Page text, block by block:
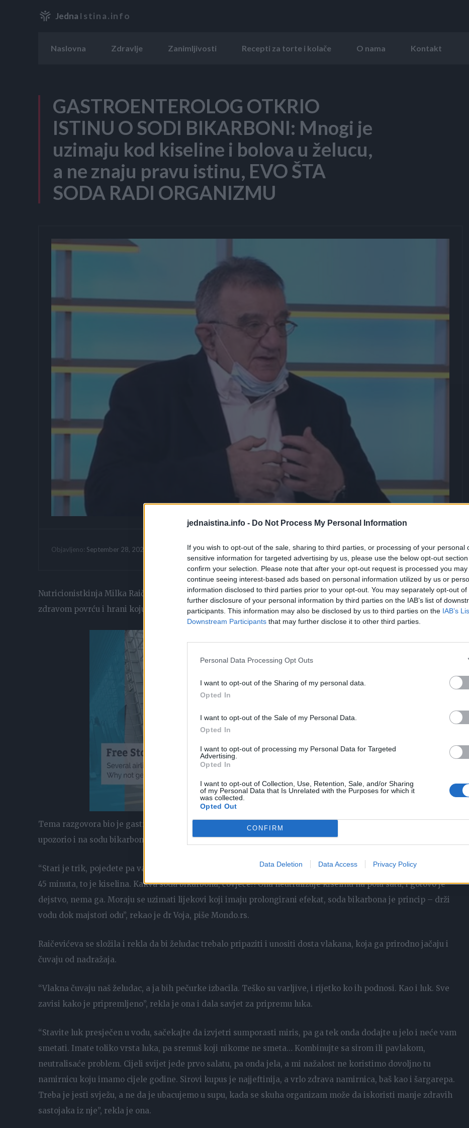
jednaistina.info - Do Not Process My Personal Information
If you wish to opt-out of the sale, sharing to third parties, or processing of your personal
sensitive information for targeted advertising by us, please use the below opt-out
confirm your selection. Please note that after your opt-out request is processed you may
continue seeing interest-based ads based on personal information utilized by us or
information disclosed to third parties prior to your opt-out. You may separately opt-out of
further disclosure of your personal information by third parties on the IAB’s list of
participants. This information may also be disclosed by us to third parties on the IAB’s
Downstream Participants that may further disclose it to other third parties.
Personal Data Processing Opt Outs
I want to opt-out of the Sharing of my personal data.
Opted In
I want to opt-out of the Sale of my Personal Data.
Opted In
I want to opt-out of processing my Personal Data for Targeted
Advertising.
Opted In
I want to opt-out of Collection, Use, Retention, Sale, and/or Sharing
of my Personal Data that Is Unrelated with the Purposes for which it
was collected.
Opted Out
CONFIRM
Data Deletion Data Access Privacy Policy
Jedna Istina.info
Naslovna Zdravlje Zanimljivosti Recepti za torte i kolače O nama Kontakt
GASTROENTEROLOG OTKRIO
ISTINU O SODI BIKARBONI: Mnogi je
uzimaju kod kiseline i bolova u želucu,
a ne znaju pravu istinu, EVO ŠTA
SODA RADI ORGANIZMU
Objavljeno: September 28, 2021 Vrijeme citanja:1min.
Nutricionistkinja Milka Raičević i gastroenterolog prof. dr Vojislav Perišić pričali su u Jutarnjem programu o
zdravom povrću i hrani koju bi trebalo izbjegavati.
Tema razgovora bio je gastritis, a pošto su objasnili koji čaj ne pomaže kod ovakvog problema, dr Voja je
upozorio i na sodu bikarbonu koju ljudi piju na svoju ruku.
“Stari je trik, pojedete pa vam nešto ne odgovara, pa uzmete pilulu protiv kiseline. Ako vam bude bolje poslije
45 minuta, to je kiselina. Kakva soda bikarbona, čovječe?! Ona neutralizuje kiselinu na pola sata, i gotovo je
dejstvo, nema ga. Moraju se uzimati lijekovi koji imaju prolongirani efekat, soda bikarbona je princip – drži
vodu dok majstori odu”, rekao je dr Voja, piše Mondo.rs.
Raičevićeva se složila i rekla da bi želudac trebalo pripaziti i unositi dosta vlakana, koja ga prirodno jačaju i
čuvaju od nadražaja.
“Vlakna čuvaju naš želudac, a ja bih pečurke izbacila. Teško su varljive, i rijetko ko ih podnosi. Kao i luk. Sve
zavisi kako je pripremljeno”, rekla je ona i dala savjet za pripremu luka.
“Stavite luk presječen u vodu, sačekajte da izvjetri sumporasti miris, pa ga tek onda dodajte u jelo i neće vam
smetati. Imate toliko vrsta luka, pa sremuš koji nikome ne smeta… Kombinujte sa sirom ili pavlakom,
neutralisaće problem. Cijeli svijet jede prvo salatu, pa onda jela, a mi nažalost ne koristimo dovoljno tu
namirnicu koju imamo cijele godine. Sirovi kupus je najjeftinija, a vrlo zdrava namirnica, baš kao i šargarepa.
Treba je jesti svježu, a ne da je ubacujemo u supu, kada se skuha organizam može da iskoristi manje zdravih
sastojaka iz nje”, rekla je ona.